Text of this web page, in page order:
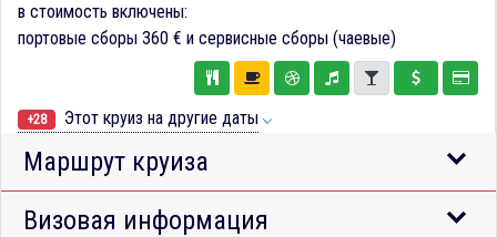
в стоимость включены:
портовые сборы 360 € и сервисные сборы (чаевые)
+28 Этот круиз на другие даты
Маршрут круиза
Визовая информация